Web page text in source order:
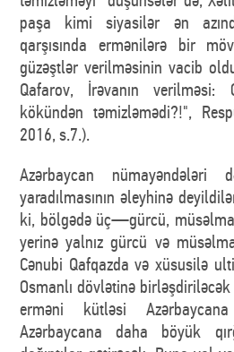
paşa kimi siyasilər ən
qarşısında ermənilərə bir
güzəştlər verilməsinin vacib
Qafarov, İrəvanın verilməsi:
kökündən təmizləmədi?!",
2016, s.7.).
Azərbaycan nümayəndələri
yaradılmasının əleyhinə
ki, bölgədə üç—gürcü,
yerinə yalnız gürcü və
Cənubi Qafqazda və xüsusilə
Osmanlı dövlətinə
erməni kütləsi
Azərbaycana daha böyük